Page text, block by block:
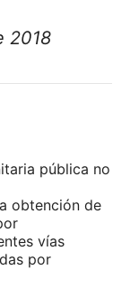
2018
pública no
obtención de
vías
por